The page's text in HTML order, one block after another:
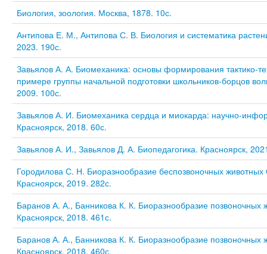
Биология, зоология. Москва, 1878. 10с.
Антипова Е. М., Антипова С. В. Биология и систематика
2023. 190с.
Завьялов А. А. Биомеханика: основы формирования тактико-
примере группы начальной подготовки школьников-борцов
2009. 100с.
Завьялов А. И. Биомеханика сердца и миокарда: научно-
Красноярск, 2018. 60с.
Завьялов А. И., Завьялов Д. А. Биопедагогика. Красноярск,
Городилова С. Н. Биоразнообразие беспозвоночных
Красноярск, 2019. 282с.
Баранов А. А., Банникова К. К. Биоразнообразие
Красноярск, 2018. 461с.
Баранов А. А., Банникова К. К. Биоразнообразие
Красноярск, 2018. 460с.